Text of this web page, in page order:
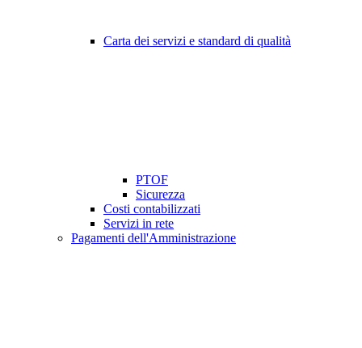
Carta dei servizi e standard di qualità
PTOF
Sicurezza
Costi contabilizzati
Servizi in rete
Pagamenti dell'Amministrazione